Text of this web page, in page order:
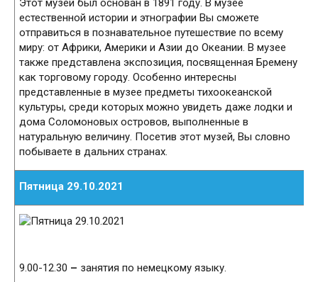
Этот музей был основан в 1891 году. В музее
естественной истории и этнографии Вы сможете
отправиться в познавательное путешествие по всему
миру: от Африки, Америки и Азии до Океании. В музее
также представлена экспозиция, посвященная Бремену
как торговому городу. Особенно интересны
представленные в музее предметы тихоокеанской
культуры, среди которых можно увидеть даже лодки и
дома Соломоновых островов, выполненные в
натуральную величину. Посетив этот музей, Вы словно
побываете в дальних странах.
Пятница 29.10.2021
9.00-12.30 – занятия по немецкому языку.